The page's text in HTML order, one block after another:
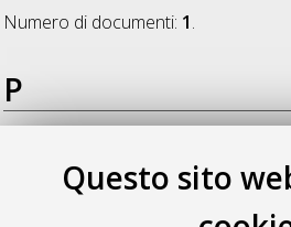
Questo sito
Numero di documenti: 1.
P
by lamin A deregulation promotes
bone sarcomas: from nucleo-
,